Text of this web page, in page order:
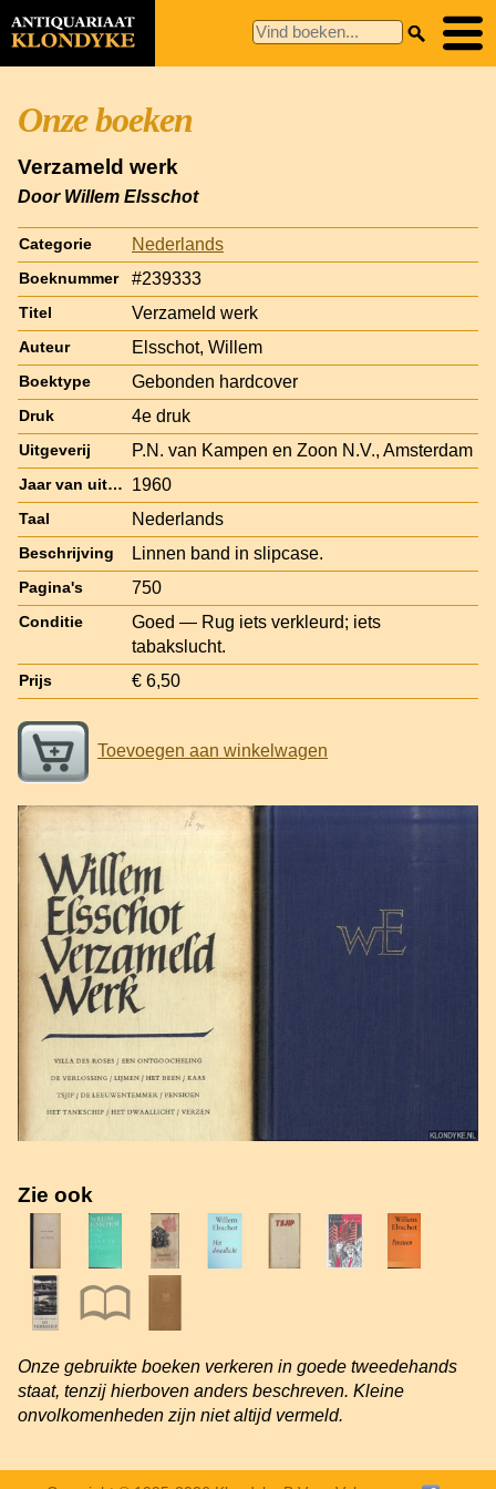
Onze boeken
Verzameld werk
Door Willem Elsschot
Categorie Nederlands
Boeknummer #239333
Titel Verzameld werk
Auteur Elsschot, Willem
Boektype Gebonden hardcover
Druk 4e druk
Uitgeverij P.N. van Kampen en Zoon N.V., Amsterdam
Jaar van uitgave 1960
Taal Nederlands
Beschrijving Linnen band in slipcase.
Pagina's 750
Conditie
Goed — Rug iets verkleurd; iets
tabakslucht.
Prijs € 6,50
Toevoegen aan winkelwagen
Zie ook
Onze gebruikte boeken verkeren in goede tweedehands
staat, tenzij hierboven anders beschreven. Kleine
onvolkomenheden zijn niet altijd vermeld.